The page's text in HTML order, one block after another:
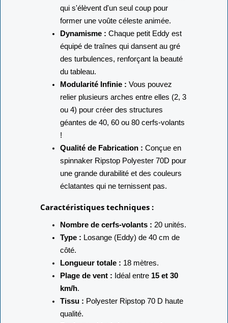
qui s'élèvent d'un seul coup pour
former une voûte céleste animée.
Dynamisme : Chaque petit Eddy est
équipé de traînes qui dansent au gré
des turbulences, renforçant la beauté
du tableau.
Modularité Infinie : Vous pouvez
relier plusieurs arches entre elles (2, 3
ou 4) pour créer des structures
géantes de 40, 60 ou 80 cerfs-volants
!
Qualité de Fabrication : Conçue en
spinnaker Ripstop Polyester 70D pour
une grande durabilité et des couleurs
éclatantes qui ne ternissent pas.
Caractéristiques techniques :
Nombre de cerfs-volants : 20 unités.
Type : Losange (Eddy) de 40 cm de
côté.
Longueur totale : 18 mètres.
Plage de vent : Idéal entre 15 et 30
km/h.
Tissu : Polyester Ripstop 70 D haute
qualité.